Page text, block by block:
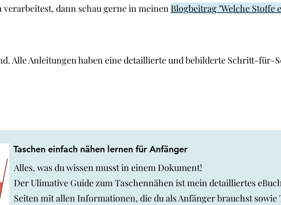
dann schau gerne in meinen Blogbeitrag "Welche Stoffe
Alle Anleitungen haben eine detaillierte und bebilderte Schritt-
Taschen einfach nähen lernen für Anfänger
Alles, was du wissen musst in einem Dokument!
Der Ulimative Guide zum Taschennähen ist mein detailliertes
Seiten mit allen Informationen, die du als Anfänger brauchst sowie